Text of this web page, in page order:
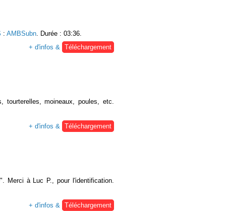
: AMBSubn . Durée : 03:36.
+ d'infos &
Téléchargement
moineaux, poules, etc.
+ d'infos &
Téléchargement
Merci à Luc P., pour l'identification.
+ d'infos &
Téléchargement